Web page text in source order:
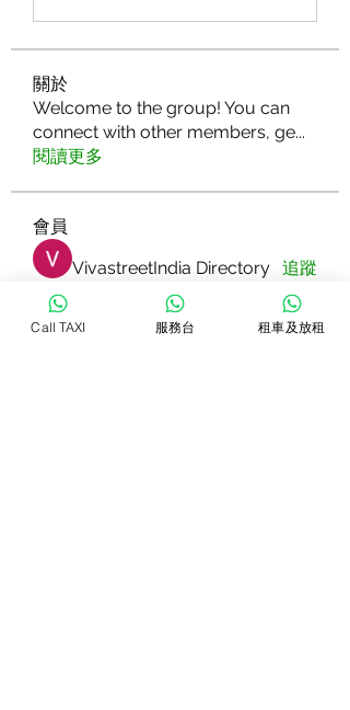
關於
Welcome to the group! You can
connect with other members, ge...
閱讀更多
會員
VivastreetIndia Directory 追蹤
Dorable yong 追蹤
Call TAXI 服務台 租車及放租